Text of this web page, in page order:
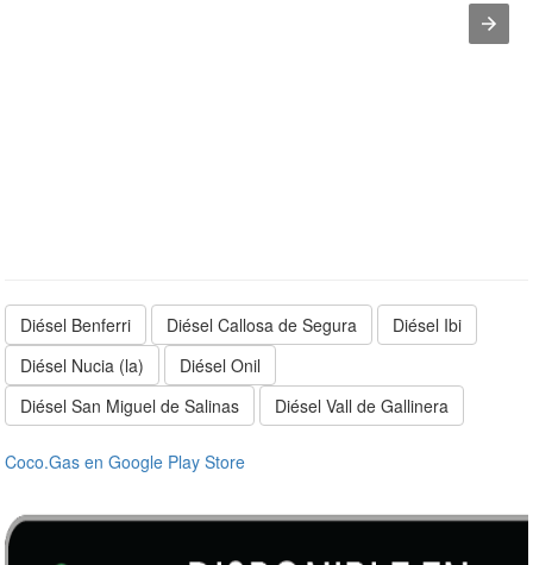
Diésel Benferri Diésel Callosa de Segura
Diésel Ibi
Diésel Nucia (la)
Diésel Onil
Diésel San Miguel de Salinas
Diésel Vall de Gallinera
Coco.Gas en Google Play Store